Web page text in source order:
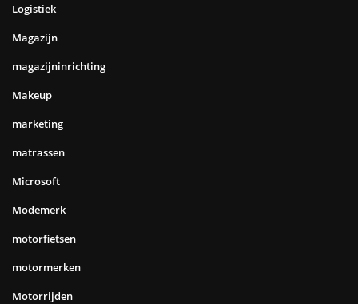
Logistiek
Magazijn
magazijninrichting
Makeup
marketing
matrassen
Microsoft
Modemerk
motorfietsen
motormerken
Motorrijden